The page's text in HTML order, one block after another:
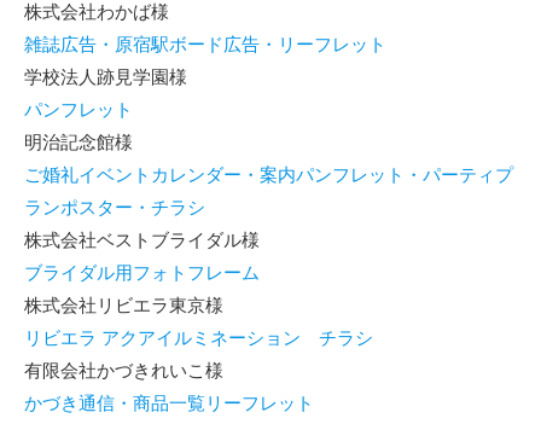
株式会社わかば様
雑誌広告・原宿駅ボード広告・リーフレット
学校法人跡見学園様
パンフレット
明治記念館様
ご婚礼イベントカレンダー・案内パンフレット・パーティプ
ランポスター・チラシ
株式会社ベストブライダル様
ブライダル用フォトフレーム
株式会社リビエラ東京様
リビエラ アクアイルミネーション チラシ
有限会社かづきれいこ様
かづき通信・商品一覧リーフレット